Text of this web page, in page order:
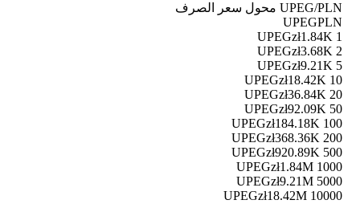
UPEG/PLN محول سعر الصرف
UPEGPLN
1 UPEG
zł1.84K
2 UPEG
zł3.68K
5 UPEG
zł9.21K
10 UPEG
zł18.42K
20 UPEG
zł36.84K
50 UPEG
zł92.09K
100 UPEG
zł184.18K
200 UPEG
zł368.36K
500 UPEG
zł920.89K
1000 UPEG
zł1.84M
5000 UPEG
zł9.21M
10000 UPEG
zł18.42M